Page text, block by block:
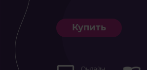
Купить
Онлайн